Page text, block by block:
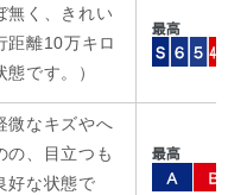
無く、きれい
距離10万キロ
です。）
微なキズやへ
の、目立つも
好な状態で